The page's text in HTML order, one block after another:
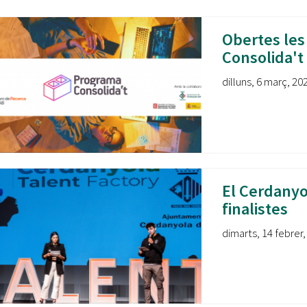
jove 2026
Cerdanyola opta a més de 5 milions d'euros del Pla de
Barris per transformar les Fontetes, Quatre Cantons i
l'entorn de l'avinguda Catalunya
El FIT presenta el cartell de la seva 16a edició i dona el
tret de sortida al festival
L’Ajuntament reparteix ulleres gratuïtes per veure
l'eclipsi solar
Obertes
Consolida't
dilluns, 6 març,
El
finalistes
dimarts, 14 febrer,